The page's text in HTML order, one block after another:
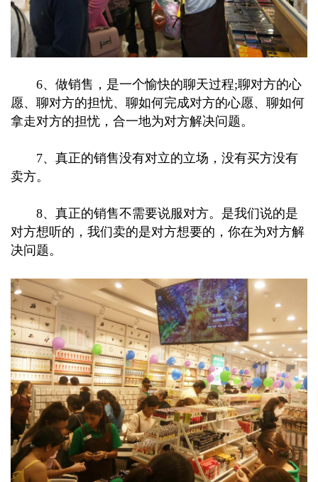
6、做销售，是一个愉快的聊天过程;聊对方的心
愿、聊对方的担忧、聊如何完成对方的心愿、聊如何
拿走对方的担忧，合一地为对方解决问题。
7、真正的销售没有对立的立场，没有买方没有
卖方。
8、真正的销售不需要说服对方。是我们说的是
对方想听的，我们卖的是对方想要的，你在为对方解
决问题。